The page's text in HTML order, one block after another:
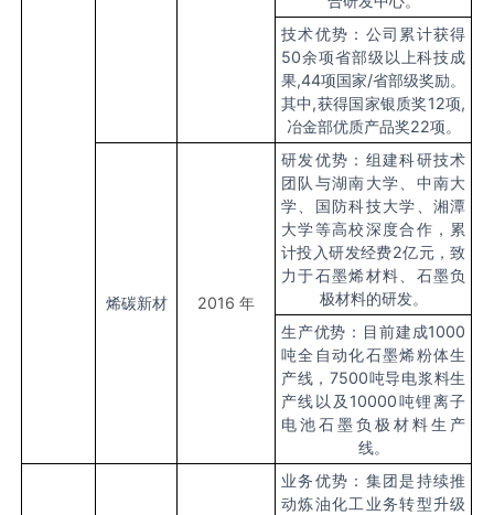
技术优势：公司累计获得
50余项省部级以上科技成
果,44项国家/省部级奖励。
其中,获得国家银质奖12项,
冶金部优质产品奖22项。
烯碳新材 2016年
研发优势：组建科研技术
团队与湖南大学、中南大
学、国防科技大学、湘潭
大学等高校深度合作，累
计投入研发经费2亿元，致
力于石墨烯材料、石墨负
极材料的研发。
生产优势：目前建成1000
吨全自动化石墨烯粉体生
产线，7500吨导电浆料生
产线以及10000吨锂离子
电池石墨负极材料生产
线。
业务优势：集团是持续推
动炼油化工业务转型升级